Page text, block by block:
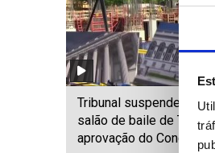
Tribunal suspende
salão de baile de
aprovação do Congresso